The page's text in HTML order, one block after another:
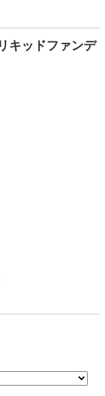
ッドファンデ